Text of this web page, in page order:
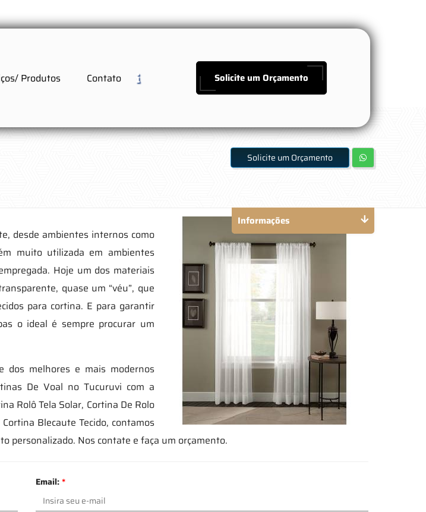
Produtos Contato Solicite um Orçamento
Solicite um Orçamento
desde ambientes internos como
muito utilizada em ambientes
Hoje um dos materiais
quase um “véu”, que
para cortina. E para garantir
o ideal é sempre procurar um
dos melhores e mais modernos
De Voal no Tucuruvi com a
Rolô Tela Solar, Cortina De Rolo
Blecaute Tecido, contamos
personalizado. Nos contate e faça um orçamento.
Email:*
Informações